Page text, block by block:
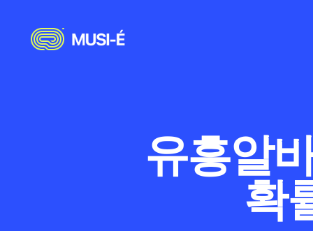
유흥알
확